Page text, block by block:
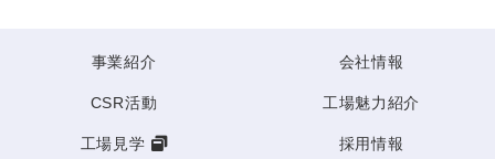
事業紹介 会社情報
CSR活動 工場魅力紹介
工場見学 採用情報